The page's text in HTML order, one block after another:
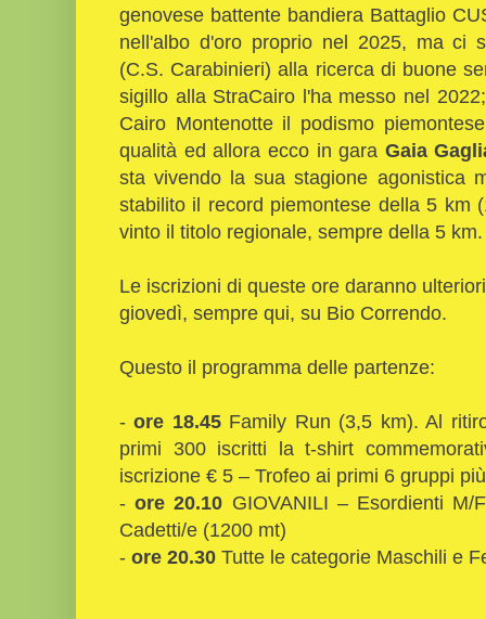
genovese battente bandiera Battaglio
nell'albo d'oro proprio nel 2025, ma ci
(C.S. Carabinieri) alla ricerca di buone
sigillo alla StraCairo l'ha messo nel
Cairo Montenotte il podismo
qualità ed allora ecco in gara Gaia
sta vivendo la sua stagione agonistica
stabilito il record piemontese della 5 km
vinto il titolo regionale, sempre della 5 km.
Le iscrizioni di queste ore daranno
giovedì, sempre qui, su Bio Correndo.
Questo il programma delle partenze:
-ore 18.45Family Run (3,5 km). Al
primi 300 iscritti la t-shirt
iscrizione € 5 – Trofeo ai primi 6 gruppi
-ore 20.10 GIOVANILI – Esordienti
Cadetti/e (1200 mt)
- ore 20.30 Tutte le categorie Maschili e